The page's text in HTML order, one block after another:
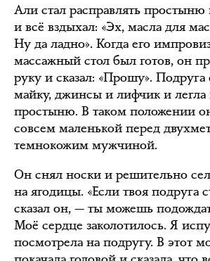
Али стал расправлять простыню
и всё вздыхал: «Эх, масла для
Ну да ладно». Когда его
массажный стол был готов, он
руку и сказал: «Прошу». Подруга
майку, джинсы и лифчик и
простыню. В таком положении
совсем маленькой перед
темнокожим мужчиной.
Он снял носки и решительно
на ягодицы. «Если твоя подруга
сказал он, — ты можешь
Моё сердце заколотилось. Я
посмотрела на подругу. В этот